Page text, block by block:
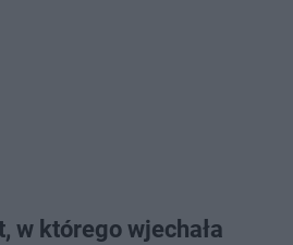
w którego wjechała